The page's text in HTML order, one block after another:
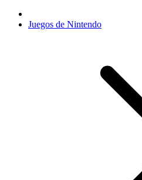
Juegos de Nintendo